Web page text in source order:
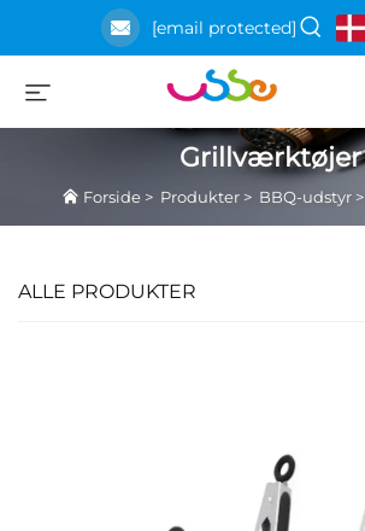
[email protected]
Grillværktøjer
Forside> Produkter> BBQ-udstyr>
ALLE PRODUKTER